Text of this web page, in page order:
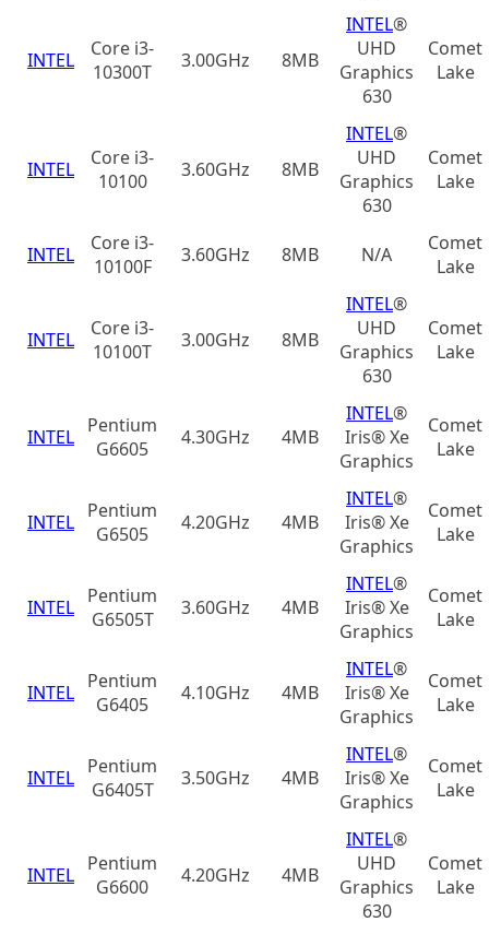
INTEL
Core i3-
10300T
3.00GHz 8MB
INTEL®
UHD
Graphics
630
Comet
Lake
INTEL
Core i3-
10100
3.60GHz 8MB
INTEL®
UHD
Graphics
630
Comet
Lake
INTEL
Core i3-
10100F
3.60GHz 8MB N/A
Comet
Lake
INTEL
Core i3-
10100T
3.00GHz 8MB
INTEL®
UHD
Graphics
630
Comet
Lake
INTEL Pentium
G6605
4.30GHz 4MB
INTEL®
Iris® Xe
Graphics
Comet
Lake
INTEL Pentium
G6505
4.20GHz 4MB
INTEL®
Iris® Xe
Graphics
Comet
Lake
INTEL Pentium
G6505T
3.60GHz 4MB
INTEL®
Iris® Xe
Graphics
Comet
Lake
INTEL Pentium
G6405
4.10GHz 4MB
INTEL®
Iris® Xe
Graphics
Comet
Lake
INTEL Pentium
G6405T
3.50GHz 4MB
INTEL®
Iris® Xe
Graphics
Comet
Lake
INTEL Pentium
G6600
4.20GHz 4MB
INTEL®
UHD
Graphics
630
Comet
Lake